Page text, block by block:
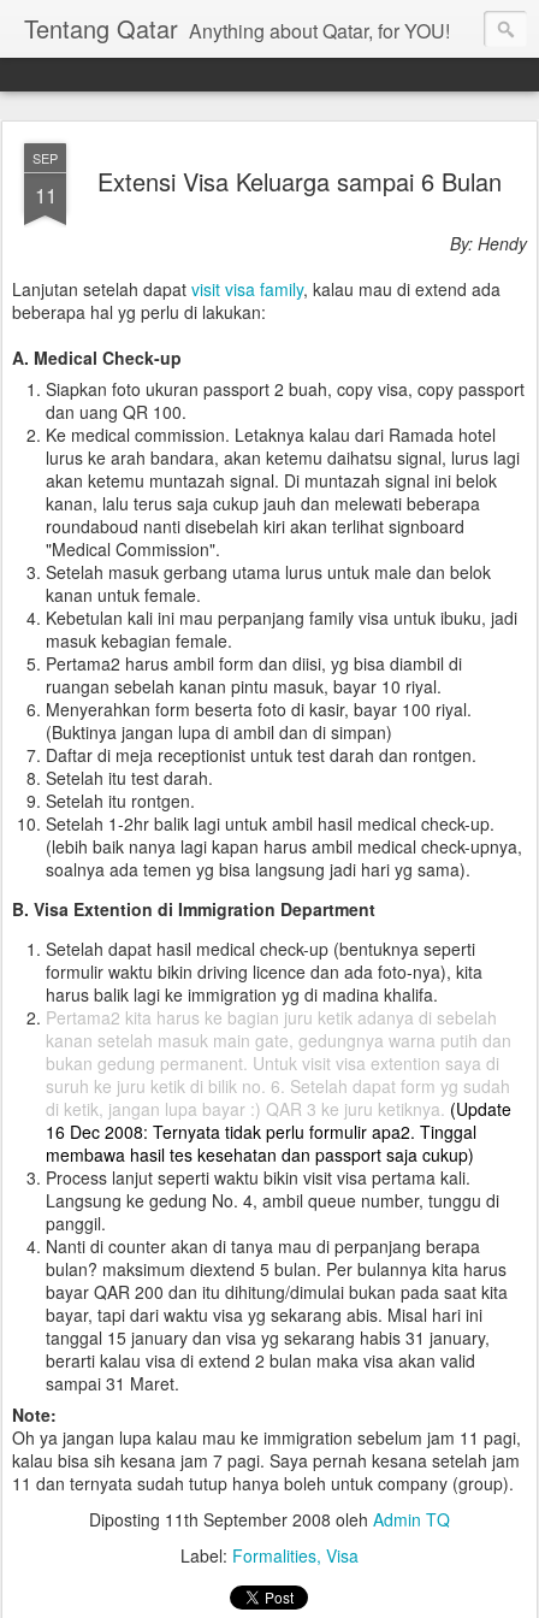
Tentang Qatar Anything about Qatar, for YOU!
SEP
11 Extensi Visa Keluarga sampai 6 Bulan
By: Hendy
Lanjutan setelah dapat visit visa family, kalau mau di extend ada
beberapa hal yg perlu di lakukan:
A. Medical Check-up
Siapkan foto ukuran passport 2 buah, copy visa, copy passport
dan uang QR 100.
Ke medical commission. Letaknya kalau dari Ramada hotel
lurus ke arah bandara, akan ketemu daihatsu signal, lurus lagi
akan ketemu muntazah signal. Di muntazah signal ini belok
kanan, lalu terus saja cukup jauh dan melewati beberapa
roundaboud nanti disebelah kiri akan terlihat signboard
"Medical Commission".
Setelah masuk gerbang utama lurus untuk male dan belok
kanan untuk female.
Kebetulan kali ini mau perpanjang family visa untuk ibuku, jadi
masuk kebagian female.
Pertama2 harus ambil form dan diisi, yg bisa diambil di
ruangan sebelah kanan pintu masuk, bayar 10 riyal.
Menyerahkan form beserta foto di kasir, bayar 100 riyal.
(Buktinya jangan lupa di ambil dan di simpan)
Daftar di meja receptionist untuk test darah dan rontgen.
Setelah itu test darah.
Setelah itu rontgen.
Setelah 1-2hr balik lagi untuk ambil hasil medical check-up.
(lebih baik nanya lagi kapan harus ambil medical check-upnya,
soalnya ada temen yg bisa langsung jadi hari yg sama).
B. Visa Extention di Immigration Department
Setelah dapat hasil medical check-up (bentuknya seperti
formulir waktu bikin driving licence dan ada foto-nya), kita
harus balik lagi ke immigration yg di madina khalifa.
Pertama2 kita harus ke bagian juru ketik adanya di sebelah
kanan setelah masuk main gate, gedungnya warna putih dan
bukan gedung permanent. Untuk visit visa extention saya di
suruh ke juru ketik di bilik no. 6. Setelah dapat form yg sudah
di ketik, jangan lupa bayar :) QAR 3 ke juru ketiknya. (Update
16 Dec 2008: Ternyata tidak perlu formulir apa2. Tinggal
membawa hasil tes kesehatan dan passport saja cukup)
Process lanjut seperti waktu bikin visit visa pertama kali.
Langsung ke gedung No. 4, ambil queue number, tunggu di
panggil.
Nanti di counter akan di tanya mau di perpanjang berapa
bulan? maksimum diextend 5 bulan. Per bulannya kita harus
bayar QAR 200 dan itu dihitung/dimulai bukan pada saat kita
bayar, tapi dari waktu visa yg sekarang abis. Misal hari ini
tanggal 15 january dan visa yg sekarang habis 31 january,
berarti kalau visa di extend 2 bulan maka visa akan valid
sampai 31 Maret.
Note:
Oh ya jangan lupa kalau mau ke immigration sebelum jam 11 pagi,
kalau bisa sih kesana jam 7 pagi. Saya pernah kesana setelah jam
11 dan ternyata sudah tutup hanya boleh untuk company (group).
Diposting 11th September 2008 oleh Admin TQ
Label: Formalities Visa